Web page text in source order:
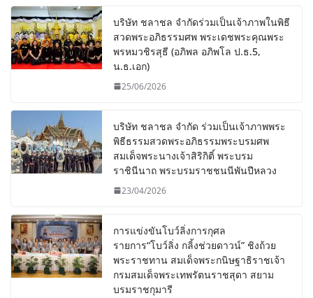
บริษัท ชลาชล จำกัดร่วมเป็นเจ้าภาพในพิธี
สวดพระอภิธรรมศพ พระเดชพระคุณพระ
พรหมวชิรสุธี (อภิพล อภิพโล ป.ธ.5,
น.ธ.เอก)
25/06/2026
บริษัท ชลาชล จำกัด ร่วมเป็นเจ้าภาพพระ
พิธีธรรมสวดพระอภิธรรมพระบรมศพ
สมเด็จพระนางเจ้าสิริกิติ์ พระบรม
ราชินีนาถ พระบรมราชชนนีพันปีหลวง
23/04/2026
การแข่งขันโบว์ลิ่งการกุศล
รายการ“โบว์ลิ่ง กลิ้งช่วยดาวน์” ชิงถ้วย
พระราชทาน สมเด็จพระกนิษฐาธิราชเจ้า
กรมสมเด็จพระเทพรัตนราชสุดา สยาม
บรมราชกุมารี